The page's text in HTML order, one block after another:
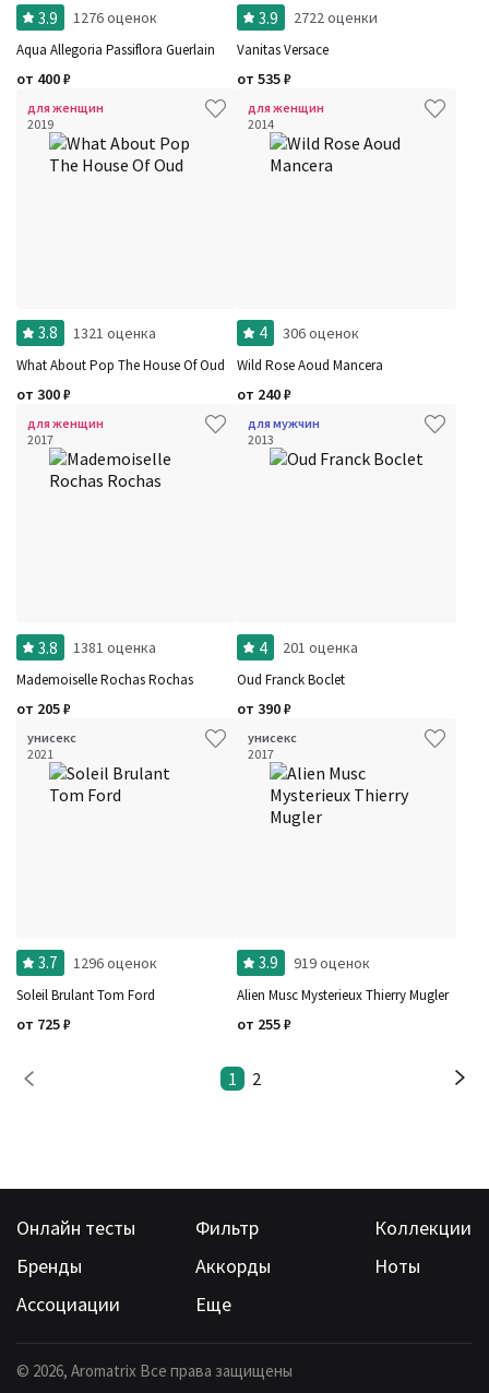
3.9 1276 оценок
Aqua Allegoria Passiflora Guerlain
от 400₽
3.9 2722 оценки
Vanitas Versace
от 535₽
для женщин
2019
3.8 1321 оценка
What About Pop The House Of Oud
от 300₽
для женщин
2014
4 306 оценок
Wild Rose Aoud Mancera
от 240₽
для женщин
2017
3.8 1381 оценка
Mademoiselle Rochas Rochas
от 205₽
для мужчин
2013
4 201 оценка
Oud Franck Boclet
от 390₽
унисекс
2021
3.7 1296 оценок
Soleil Brulant Tom Ford
от 725₽
унисекс
2017
3.9 919 оценок
Alien Musc Mysterieux Thierry Mugler
от 255₽
1 2
Онлайн тесты Фильтр
Коллекции
Бренды
Аккорды
Ноты
Ассоциации
Еще
© 2026, Aromatrix Все права защищены